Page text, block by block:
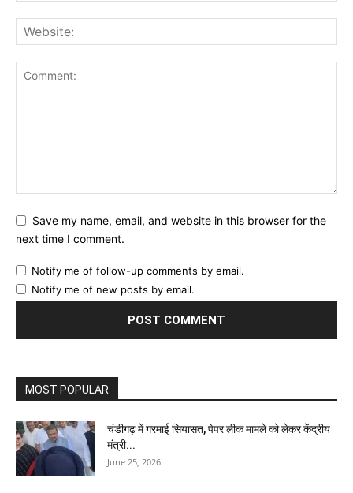
Save my name, email, and website in this browser for the
next time I comment.
Notify me of follow-up comments by email.
Notify me of new posts by email.
MOST POPULAR
चंडीगढ़ में गरमाई सियासत, पेपर लीक मामले को लेकर केंद्रीय
मंत्री...
June 25, 2026